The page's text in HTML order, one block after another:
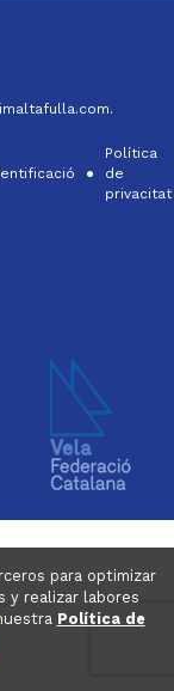
para optimizar
y realizar labores
Política de
Política
de
privacitat